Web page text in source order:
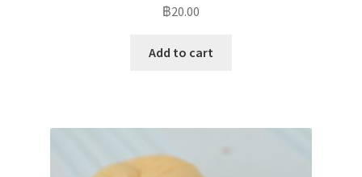
฿20.00
Add to cart